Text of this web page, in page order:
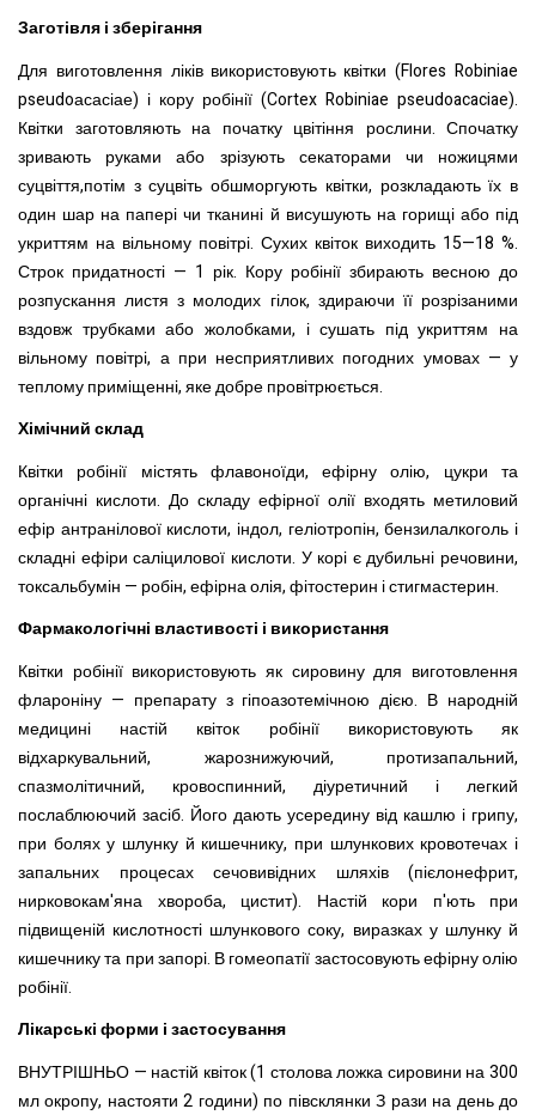
Заготівля і зберігання
Для виготовлення ліків використовують квітки (Flores Robiniae
pseudoасасіае) і кору робінії (Cortex Robiniae pseudoacaciae).
Квітки заготовляють на початку цвітіння рослини. Спочатку
зривають руками або зрізують секаторами чи ножицями
суцвіття,потім з суцвіть обшморгують квітки, розкладають їх в
один шар на папері чи тканині й висушують на горищі або під
укриттям на вільному повітрі. Сухих квіток виходить 15—18 %.
Строк придатності — 1 рік. Кору робінії збирають весною до
розпускання листя з молодих гілок, здираючи її розрізаними
вздовж трубками або жолобками, і сушать під укриттям на
вільному повітрі, а при несприятливих погодних умовах — у
теплому приміщенні, яке добре провітрюється.
Хімічний склад
Квітки робінії містять флавоноїди, ефірну олію, цукри та
органічні кислоти. До складу ефірної олії входять метиловий
ефір антранілової кислоти, індол, геліотропін, бензилалкоголь і
складні ефіри саліцилової кислоти. У корі є дубильні речовини,
токсальбумін — робін, ефірна олія, фітостерин і стигмастерин.
Фармакологічні властивості і використання
Квітки робінії використовують як сировину для виготовлення
флароніну — препарату з гіпоазотемічною дією. В народній
медицині настій квіток робінії використовують як
відхаркувальний, жарознижуючий, протизапальний,
спазмолітичний, кровоспинний, діуретичний і легкий
послаблюючий засіб. Його дають усередину від кашлю і грипу,
при болях у шлунку й кишечнику, при шлункових кровотечах і
запальних процесах сечовивідних шляхів (пієлонефрит,
нирковокам'яна хвороба, цистит). Настій кори п'ють при
підвищеній кислотності шлункового соку, виразках у шлунку й
кишечнику та при запорі. В гомеопатії застосовують ефірну олію
робінії.
Лікарські форми і застосування
ВНУТРІШНЬО — настій квіток (1 столова ложка сировини на 300
мл окропу, настояти 2 години) по півсклянки З рази на день до